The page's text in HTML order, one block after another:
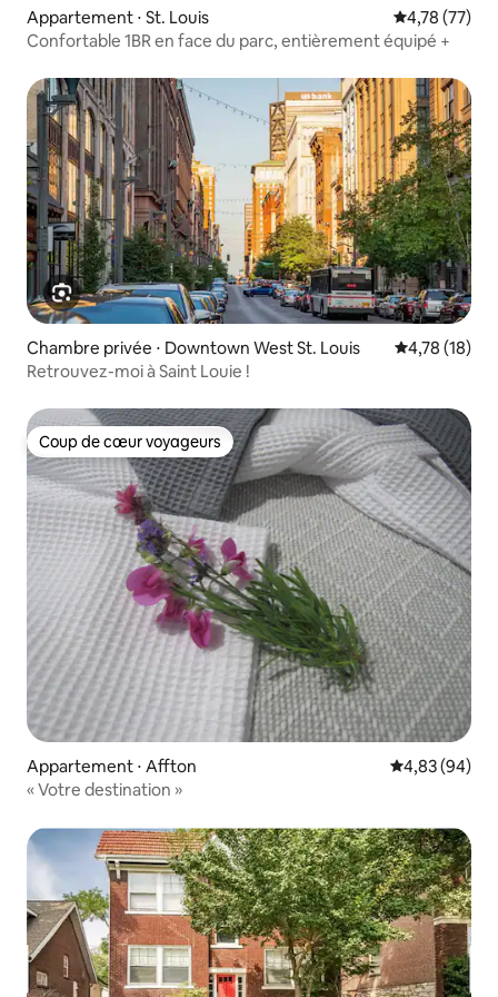
Appartement ⋅ St. Louis Évaluation
4,78 (77)
Confortable 1BR en face du parc, entièrement équipé +
Chambre privée ⋅ Downtown West St. Louis Évaluation
4,78 (18)
Retrouvez-moi à Saint Louie !
Coup de cœur voyageurs
Coup de cœur voyageurs
Appartement ⋅ Affton Évaluation
4,83 (94)
« Votre destination »